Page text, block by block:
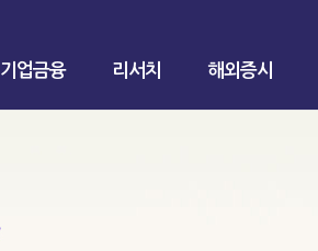
기업금융 리서치 해외증시